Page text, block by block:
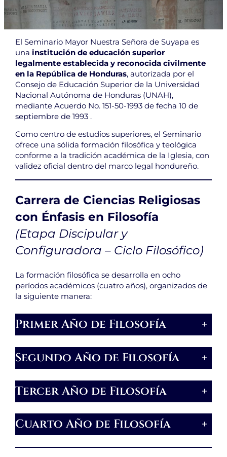
El Seminario Mayor Nuestra Señora de Suyapa es
unainstitución de educación superior
legalmente establecida y reconocida civilmente
en la República de Honduras, autorizada por el
Consejo de Educación Superior de la Universidad
Nacional Autónoma de Honduras (UNAH),
mediante Acuerdo No. 151-50-1993 de fecha 10 de
septiembre de 1993 .
Como centro de estudios superiores, el Seminario
ofrece una sólida formación filosófica y teológica
conforme a la tradición académica de la Iglesia, con
validez oficial dentro del marco legal hondureño.
Carrera de Ciencias Religiosas
con Énfasis en Filosofía
(Etapa Discipular y
Configuradora – Ciclo Filosófico)
La formación filosófica se desarrolla en ocho
períodos académicos (cuatro años), organizados de
la siguiente manera:
Primer Año de Filosofía +
Segundo Año de Filosofía +
Tercer Año de Filosofía +
Cuarto Año de Filosofía +